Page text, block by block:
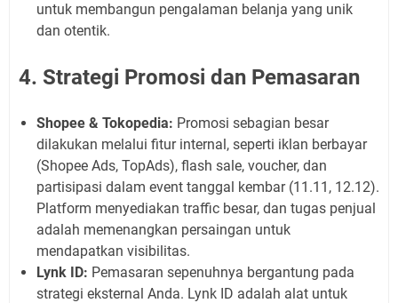
untuk membangun pengalaman belanja yang unik
dan otentik.
4. Strategi Promosi dan Pemasaran
Shopee & Tokopedia: Promosi sebagian besar
dilakukan melalui fitur internal, seperti iklan berbayar
(Shopee Ads, TopAds), flash sale, voucher, dan
partisipasi dalam event tanggal kembar (11.11, 12.12).
Platform menyediakan traffic besar, dan tugas penjual
adalah memenangkan persaingan untuk
mendapatkan visibilitas.
Lynk ID: Pemasaran sepenuhnya bergantung pada
strategi eksternal Anda. Lynk ID adalah alat untuk